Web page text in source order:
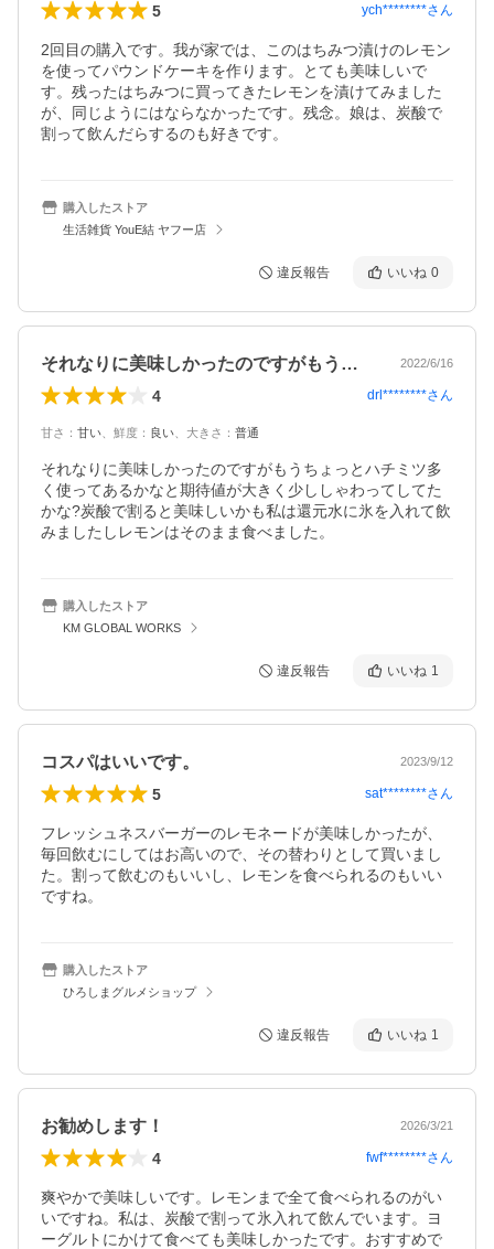
5 ych********さん
2回目の購入です。我が家では、このはちみつ漬けのレモン
を使ってパウンドケーキを作ります。とても美味しいで
す。残ったはちみつに買ってきたレモンを漬けてみました
が、同じようにはならなかったです。残念。娘は、炭酸で
割って飲んだらするのも好きです。
購入したストア
生活雑貨 YouE結 ヤフー店
違反報告 いいね 0
それなりに美味しかったのですがもうちょ… 2022/6/16
4 drl********さん
甘さ ： 甘い 鮮度 ： 良い 大きさ ： 普通
それなりに美味しかったのですがもうちょっとハチミツ多
く使ってあるかなと期待値が大きく少ししゃわってしてた
かな?炭酸で割ると美味しいかも私は還元水に氷を入れて飲
みましたしレモンはそのまま食べました。
購入したストア
KM GLOBAL WORKS
違反報告 いいね 1
コスパはいいです。 2023/9/12
5 sat********さん
フレッシュネスバーガーのレモネードが美味しかったが、
毎回飲むにしてはお高いので、その替わりとして買いまし
た。割って飲むのもいいし、レモンを食べられるのもいい
ですね。
購入したストア
ひろしまグルメショップ
違反報告 いいね 1
お勧めします！ 2026/3/21
4 fwf********さん
爽やかで美味しいです。レモンまで全て食べられるのがい
いですね。私は、炭酸で割って氷入れて飲んでいます。ヨ
ーグルトにかけて食べても美味しかったです。おすすめで